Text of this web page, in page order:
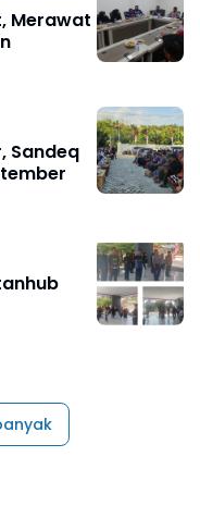
Merawat
Sandeq